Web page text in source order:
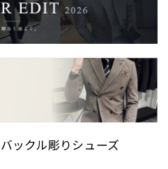
ックル彫りシューズ